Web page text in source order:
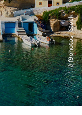
f9photos, iStock